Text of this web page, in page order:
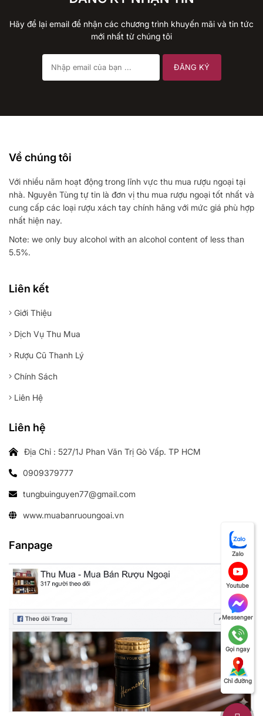
Hãy để lại email để nhận các chương trình khuyến mãi và tin tức
mới nhất từ chúng tôi
Về chúng tôi
Với nhiều năm hoạt động trong lĩnh vực thu mua rượu ngoại tại
nhà. Nguyên Tùng tự tin là đơn vị thu mua rượu ngoại tốt nhất và
cung cấp các loại rượu xách tay chính hãng với mức giá phù hợp
nhất hiện nay.
Note: we only buy alcohol with an alcohol content of less than
5.5%.
Liên kết
Giới Thiệu
Dịch Vụ Thu Mua
Rượu Cũ Thanh Lý
Chính Sách
Liên Hệ
Liên hệ
Địa Chỉ : 527/1J Phan Văn Trị Gò Vấp. TP HCM
0909379777
tungbuinguyen77@gmail.com
www.muabanruoungoai.vn
Fanpage
Zalo
Youtube
Messenger
Gọi ngay
Chỉ đường